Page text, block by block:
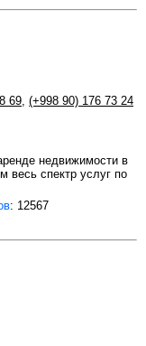
69 (+998 90) 176 73 24
недвижимости в
весь спектр услуг по
: 12567